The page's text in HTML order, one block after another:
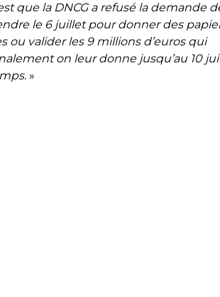
que la DNCG a refusé la demande
le 6 juillet pour donner des
ou valider les 9 millions d’euros qui
on leur donne jusqu’au 10
»